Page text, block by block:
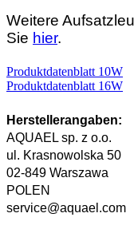
Weitere
Sie hier.
Produktdatenblatt 10W
Produktdatenblatt 16W
Herstellerangaben:
AQUAEL sp. z o.o.
ul. Krasnowolska 50
02-849 Warszawa
POLEN
service@aquael.com